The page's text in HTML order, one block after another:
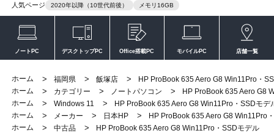
人気ページ 2020年以降（10世代前後） メモリ16GB
ノートPC デスクトップPC Office搭載PC モバイルPC 店舗一覧
ホーム > 福岡県 > 飯塚店 >
HP ProBook 635 Aero G8 Win11Pro・
ホーム
> カテゴリー > ノートパソコン >
HP ProBook 635 Aero G8
ホーム
> Windows 11 >
HP ProBook 635 Aero G8 Win11Pro・SSDモデ
ホーム
> メーカー > 日本HP >
HP ProBook 635 Aero G8 Win11Pro
ホーム
> 中古品 > HP ProBook 635 Aero G8 Win11Pro・SSDモデル